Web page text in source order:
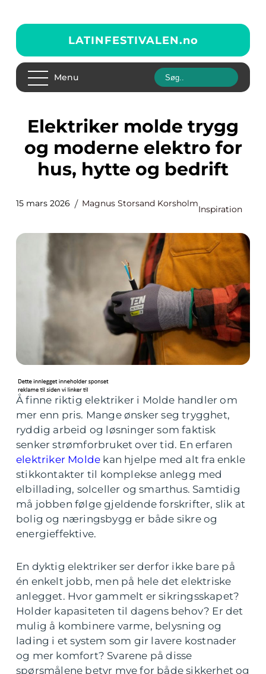
LATINFESTIVALEN.no
Menu
Elektriker molde trygg
og moderne elektro for
hus, hytte og bedrift
15 mars 2026 Magnus Storsand Korsholm
Inspiration
Å finne riktig elektriker i Molde handler om
mer enn pris. Mange ønsker seg trygghet,
ryddig arbeid og løsninger som faktisk
senker strømforbruket over tid. En erfaren
elektriker Molde kan hjelpe med alt fra enkle
stikkontakter til komplekse anlegg med
elbillading, solceller og smarthus. Samtidig
må jobben følge gjeldende forskrifter, slik at
bolig og næringsbygg er både sikre og
energieffektive.
En dyktig elektriker ser derfor ikke bare på
én enkelt jobb, men på hele det elektriske
anlegget. Hvor gammelt er sikringsskapet?
Holder kapasiteten til dagens behov? Er det
mulig å kombinere varme, belysning og
lading i et system som gir lavere kostnader
og mer komfort? Svarene på disse
spørsmålene betyr mye for både sikkerhet og